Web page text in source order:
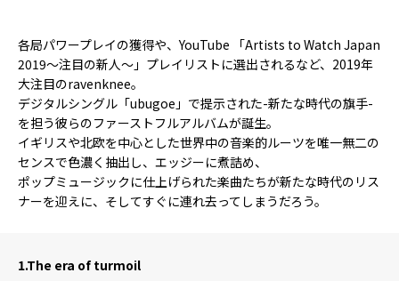
各局パワープレイの獲得や、YouTube 「Artists to Watch Japan
2019～注目の新人～」プレイリストに選出されるなど、2019年
大注目のravenknee。
デジタルシングル「ubugoe」で提示された-新たな時代の旗手-
を担う彼らのファーストフルアルバムが誕生。
イギリスや北欧を中心とした世界中の音楽的ルーツを唯一無二の
センスで色濃く抽出し、エッジーに煮詰め、
ポップミュージックに仕上げられた楽曲たちが新たな時代のリス
ナーを迎えに、そしてすぐに連れ去ってしまうだろう。
1.The era of turmoil